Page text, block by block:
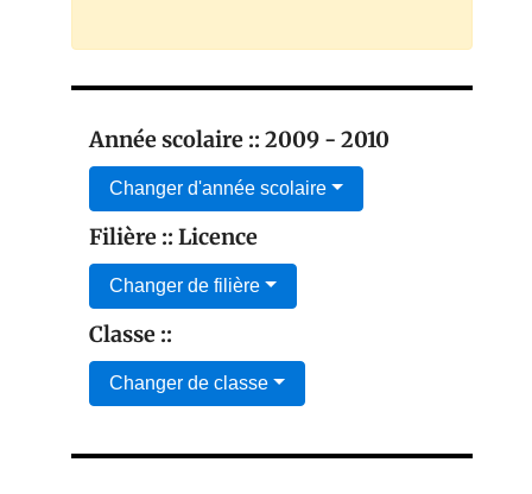
Année scolaire :: 2009 - 2010
Changer d'année scolaire
Filière :: Licence
Changer de filière
Classe ::
Changer de classe